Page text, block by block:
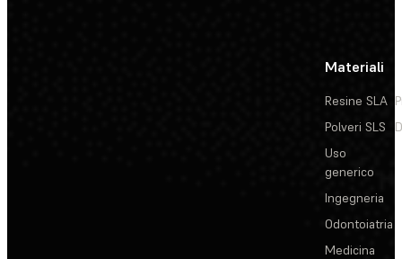
Materiali
Resine SLA
Polveri SLS
Uso
generico
Ingegneria
Odontoiatria
Medicina